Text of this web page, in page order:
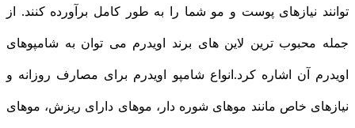
توانند نیازهای پوست و مو شما را به طور کامل برآورده کنند. از
جمله محبوب‌ ترین لاین های برند اویدرم می توان به شامپوهای
اویدرم آن اشاره کرد.انواع شامپو اویدرم برای مصارف روزانه و
نیازهای خاص مانند موهای شوره دار، موهای دارای ریزش، موهای